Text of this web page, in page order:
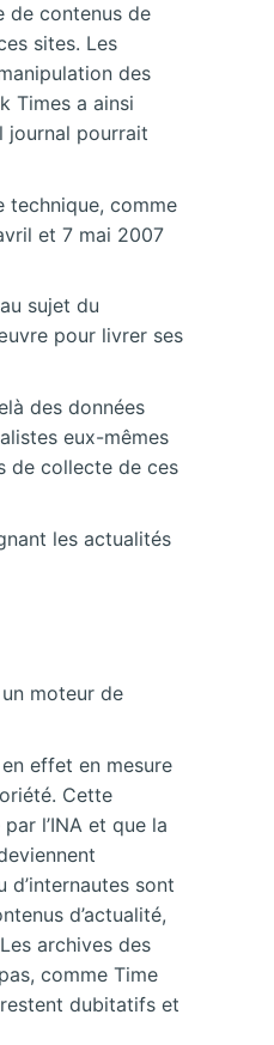
de contenus de
sites. Les
des
Times a ainsi
journal pourrait
technique, comme
et 7 mai 2007
sujet du
pour livrer ses
des données
eux-mêmes
de collecte de ces
les actualités
moteur de
effet en mesure
Cette
l’INA et que la
sont
d’actualité,
archives des
comme Time
dubitatifs et